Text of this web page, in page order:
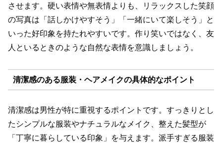
させます。硬い表情や無表情よりも、リラックスした笑顔
の写真は「話しかけやすそう」「一緒にいて楽しそう」と
いった好印象を持たれやすいです。作り笑いではなく、友
人といるときのような自然な表情を意識しましょう。
清潔感のある服装・ヘアメイクの具体的なポイント
清潔感は男性が特に重視するポイントです。すっきりとし
たシンプルな服装やナチュラルなメイク、整えた髪型が
「丁寧に暮らしている印象」を与えます。派手すぎる服装